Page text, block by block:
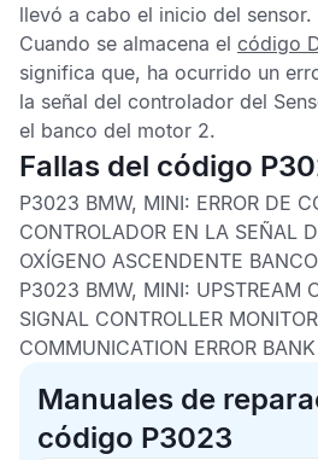
llevó a cabo el inicio del sensor.
Cuando se almacena el código
significa que, ha ocurrido un
la señal del controlador del
el banco del motor 2.
Fallas del código
P3023 BMW, MINI: ERROR DE
CONTROLADOR EN LA SEÑAL
OXÍGENO ASCENDENTE
P3023 BMW, MINI: UPSTREAM
SIGNAL CONTROLLER
COMMUNICATION ERROR
Manuales de
código P3023